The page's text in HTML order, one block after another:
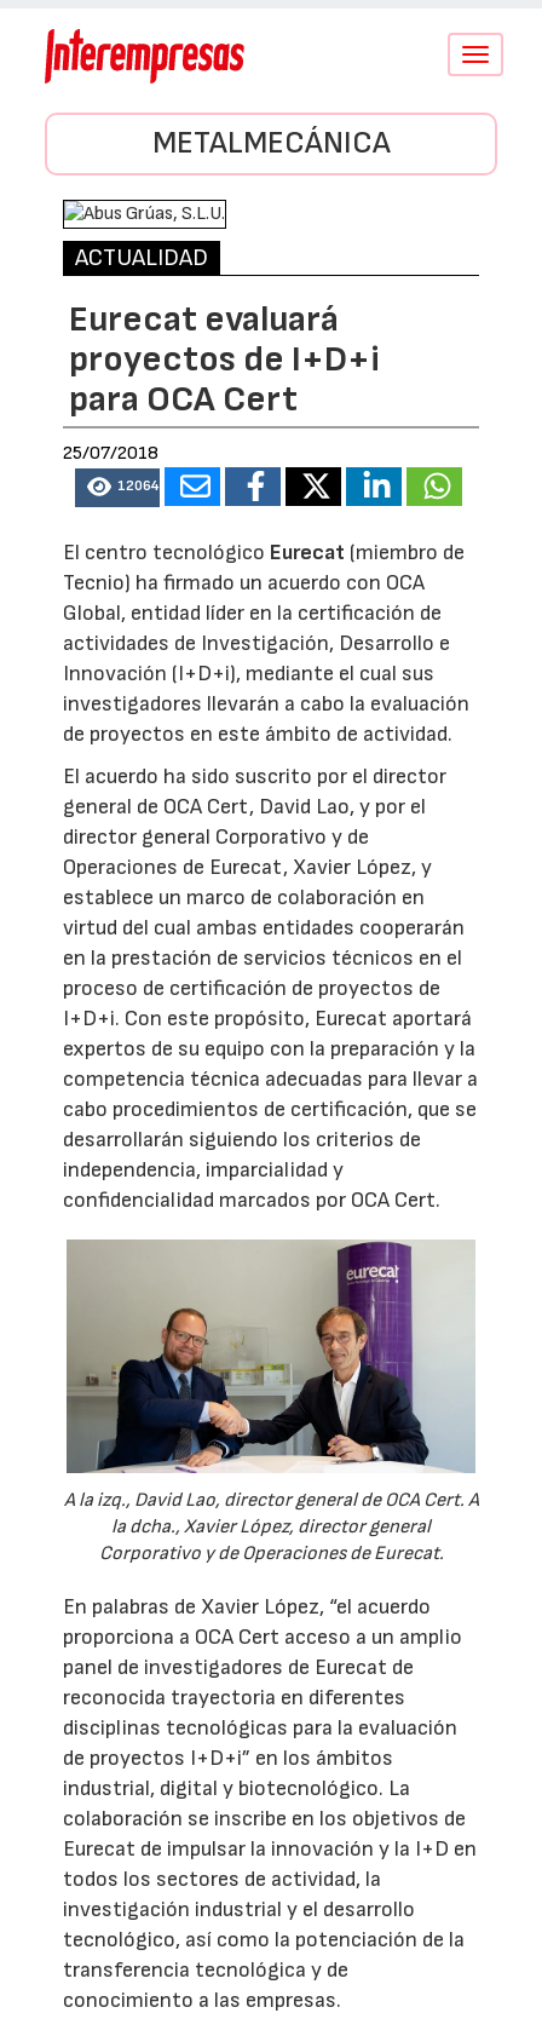
Conmutar
METALMECÁNICA
ACTUALIDAD
Eurecat evaluará
proyectos de I+D+i
para OCA Cert
25/07/2018
12064
El centro tecnológico Eurecat (miembro de
Tecnio) ha firmado un acuerdo con OCA
Global, entidad líder en la certificación de
actividades de Investigación, Desarrollo e
Innovación (I+D+i), mediante el cual sus
investigadores llevarán a cabo la evaluación
de proyectos en este ámbito de actividad.
El acuerdo ha sido suscrito por el director
general de OCA Cert, David Lao, y por el
director general Corporativo y de
Operaciones de Eurecat, Xavier López, y
establece un marco de colaboración en
virtud del cual ambas entidades cooperarán
en la prestación de servicios técnicos en el
proceso de certificación de proyectos de
I+D+i. Con este propósito, Eurecat aportará
expertos de su equipo con la preparación y la
competencia técnica adecuadas para llevar a
cabo procedimientos de certificación, que se
desarrollarán siguiendo los criterios de
independencia, imparcialidad y
confidencialidad marcados por OCA Cert.
A la izq., David Lao, director general de OCA Cert. A
la dcha., Xavier López, director general
Corporativo y de Operaciones de Eurecat.
En palabras de Xavier López, “el acuerdo
proporciona a OCA Cert acceso a un amplio
panel de investigadores de Eurecat de
reconocida trayectoria en diferentes
disciplinas tecnológicas para la evaluación
de proyectos I+D+i” en los ámbitos
industrial, digital y biotecnológico. La
colaboración se inscribe en los objetivos de
Eurecat de impulsar la innovación y la I+D en
todos los sectores de actividad, la
investigación industrial y el desarrollo
tecnológico, así como la potenciación de la
transferencia tecnológica y de
conocimiento a las empresas.